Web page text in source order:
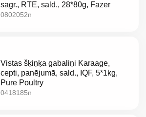
sagr., RTE, sald., 28*80g, Fazer
0802052n
Vistas šķiņķa gabaliņi Karaage,
cepti, panējumā, sald., IQF, 5*1kg,
Pure Poultry
0418185n